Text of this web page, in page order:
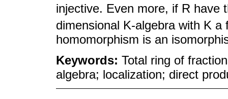
injective. Even more, if R have
dimensional K-algebra with K
homomorphism is an
Keywords: Total ring of
algebra; localization; direct